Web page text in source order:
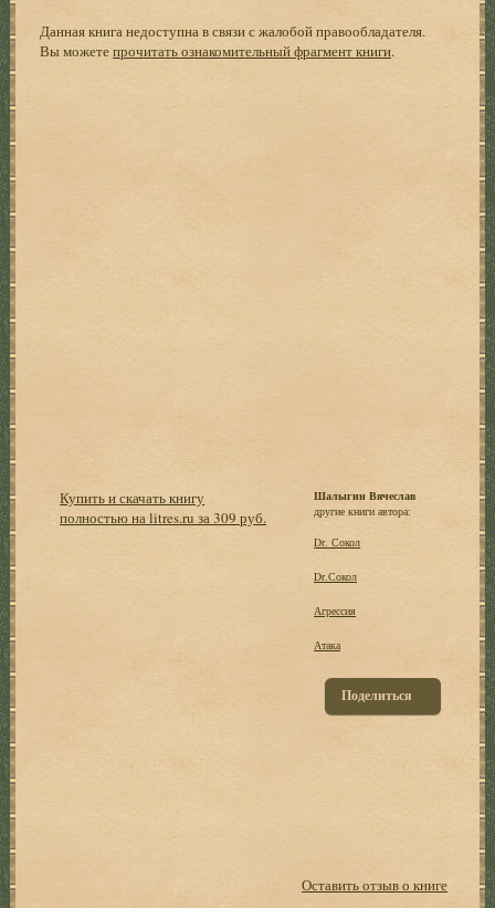
Данная книга недоступна в связи с жалобой правообладателя.
Вы можетепрочитать ознакомительный фрагмент книги.
Купить и скачать книгу
полностью на litres.ru за 309 руб.
Шалыгин Вячеслав
другие книги автора:
Dr. Сокол
Dr.Сокол
Агрессия
Атака
Поделиться
Оставить отзыв о книге